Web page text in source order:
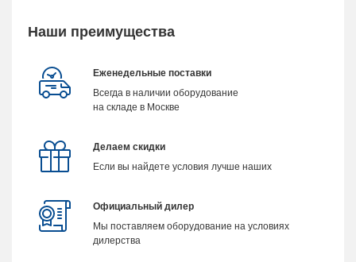
Наши преимущества
Еженедельные поставки
Всегда в наличии оборудование
на складе в Москве
Делаем скидки
Если вы найдете условия лучше наших
Официальный дилер
Мы поставляем оборудование на условиях
дилерства